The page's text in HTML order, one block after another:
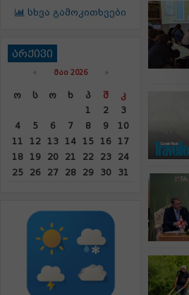
სხვა გამოკითხვები
არქივი
« ᲛᲐᲘ 2026 »
Ო Ს Ო Ხ Პ Შ
Კ
1
2
3
4
5 6 7 8 9
10
11
12 13 14 15 16
17
18
19 20 21 22 23
24
25
26 27 28 29 30 31